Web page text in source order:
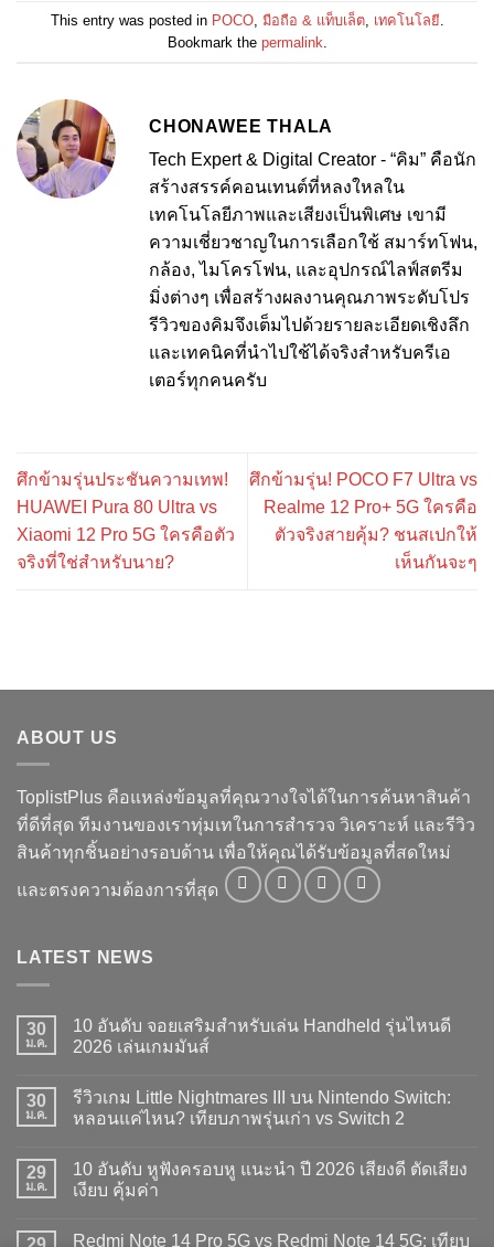
This entry was posted in POCO, มือถือ & แท็บเล็ต, เทคโนโลยี
Bookmark the permalink
CHONAWEE THALA
Tech Expert & Digital Creator - “คิม” คือนัก
สร้างสรรค์คอนเทนต์ที่หลงใหลใน
เทคโนโลยีภาพและเสียงเป็นพิเศษ เขามี
ความเชี่ยวชาญในการเลือกใช้ สมาร์ทโฟน,
กล้อง, ไมโครโฟน, และอุปกรณ์ไลฟ์สตรีม
มิ่งต่างๆ เพื่อสร้างผลงานคุณภาพระดับโปร
รีวิวของคิมจึงเต็มไปด้วยรายละเอียดเชิงลึก
และเทคนิคที่นำไปใช้ได้จริงสำหรับครีเอ
เตอร์ทุกคนครับ
ศึกข้ามรุ่นประชันความเทพ!
HUAWEI Pura 80 Ultra vs
Xiaomi 12 Pro 5G ใครคือตัว
จริงที่ใช่สำหรับนาย?
ศึกข้ามรุ่น! POCO F7 Ultra vs
Realme 12 Pro+ 5G ใครคือ
ตัวจริงสายคุ้ม? ชนสเปกให้
เห็นกันจะๆ
ABOUT US
ToplistPlus คือแหล่งข้อมูลที่คุณวางใจได้ในการค้นหาสินค้า
ที่ดีที่สุด ทีมงานของเราทุ่มเทในการสำรวจ วิเคราะห์ และรีวิว
สินค้าทุกชิ้นอย่างรอบด้าน เพื่อให้คุณได้รับข้อมูลที่สดใหม่
และตรงความต้องการที่สุด
LATEST NEWS
30
ม.ค.
10 อันดับ จอยเสริมสำหรับเล่น Handheld รุ่นไหนดี
2026 เล่นเกมมันส์
เห็น
10
เสริม
สำหรับ
เล่น
ไหน
30
ม.ค.
รีวิวเกม Little Nightmares III บน Nintendo Switch:
หลอนแค่ไหน? เทียบภาพรุ่นเก่า vs Switch 2
เห็น
บน
รีวิว
Nightmares
29
ม.ค.
10 อันดับ หูฟังครอบหู แนะนำ ปี 2026 เสียงดี ตัดเสียง
เงียบ คุ้มค่า
เห็น
Redmi Note 14 Pro 5G vs Redmi Note 14 5G: เทียบ